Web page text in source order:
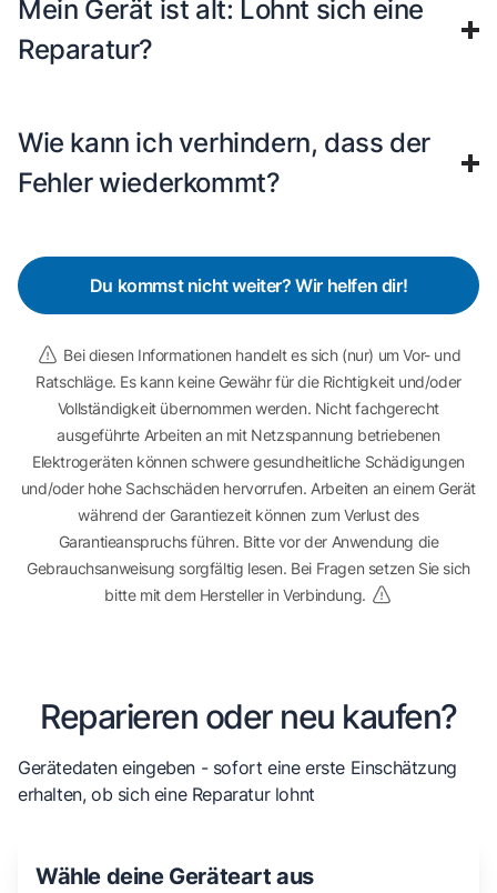
Mein Gerät ist alt: Lohnt sich eine
Reparatur?
Wie kann ich verhindern, dass der
Fehler wiederkommt?
Du kommst nicht weiter? Wir helfen dir!
Bei diesen Informationen handelt es sich (nur) um Vor- und
Ratschläge. Es kann keine Gewähr für die Richtigkeit und/oder
Vollständigkeit übernommen werden. Nicht fachgerecht
ausgeführte Arbeiten an mit Netzspannung betriebenen
Elektrogeräten können schwere gesundheitliche Schädigungen
und/oder hohe Sachschäden hervorrufen. Arbeiten an einem Gerät
während der Garantiezeit können zum Verlust des
Garantieanspruchs führen. Bitte vor der Anwendung die
Gebrauchsanweisung sorgfältig lesen. Bei Fragen setzen Sie sich
bitte mit dem Hersteller in Verbindung.
Reparieren oder neu kaufen?
Gerätedaten eingeben - sofort eine erste Einschätzung
erhalten, ob sich eine Reparatur lohnt
Wähle deine Geräteart aus